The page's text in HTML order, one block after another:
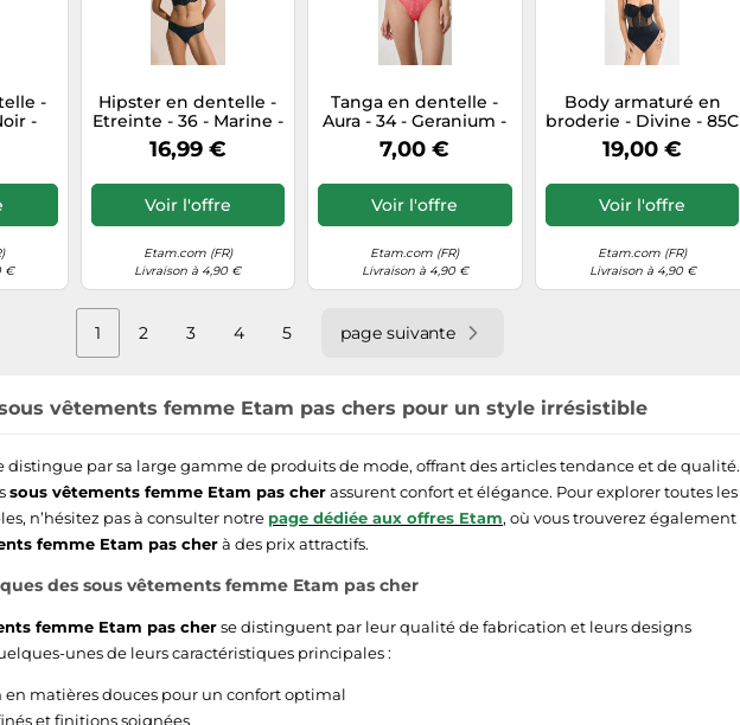
-
-
€
Hipster en dentelle -
Etreinte - 36 - Marine -
Femme - Etam
16,99 €
Voir l'offre
Etam.com (FR)
Livraison à 4,90 €
Tanga en dentelle -
Aura - 34 - Geranium -
Femme - Etam
7,00 €
Voir l'offre
Etam.com (FR)
Livraison à 4,90 €
Body armaturé en
broderie - Divine - 85C
- Noir - Femme - Etam
19,00 €
Voir l'offre
Etam.com (FR)
Livraison à 4,90 €
1 2 3 4 5 page suivante
vêtements femme Etam pas chers pour un style irrésistible
distingue par sa large gamme de produits de mode, offrant des articles tendance et de qualité.
sous vêtements femme Etam pas cherassurent confort et élégance. Pour explorer toutes les
n’hésitez pas à consulter notre page dédiée aux offres Etam, où vous trouverez également
femme Etam pas cherà des prix attractifs.
des sous vêtements femme Etam pas cher
femme Etam pas cherse distinguent par leur qualité de fabrication et leurs designs
unes de leurs caractéristiques principales :
en matières douces pour un confort optimal
et finitions soignées